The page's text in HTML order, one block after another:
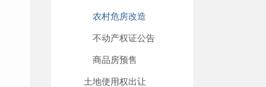
农村危房改造
不动产权证公告
商品房预售
土地使用权出让